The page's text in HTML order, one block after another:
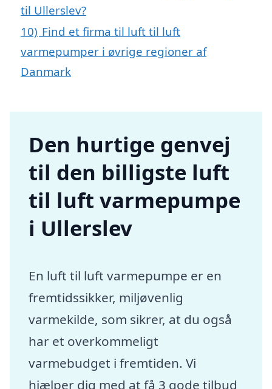
til Ullerslev?
10) Find et firma til luft til luft
varmepumper i øvrige regioner af
Danmark
Den hurtige genvej
til den billigste luft
til luft varmepumpe
i Ullerslev
En luft til luft varmepumpe er en
fremtidssikker, miljøvenlig
varmekilde, som sikrer, at du også
har et overkommeligt
varmebudget i fremtiden. Vi
hjælper dig med at få 3 gode tilbud